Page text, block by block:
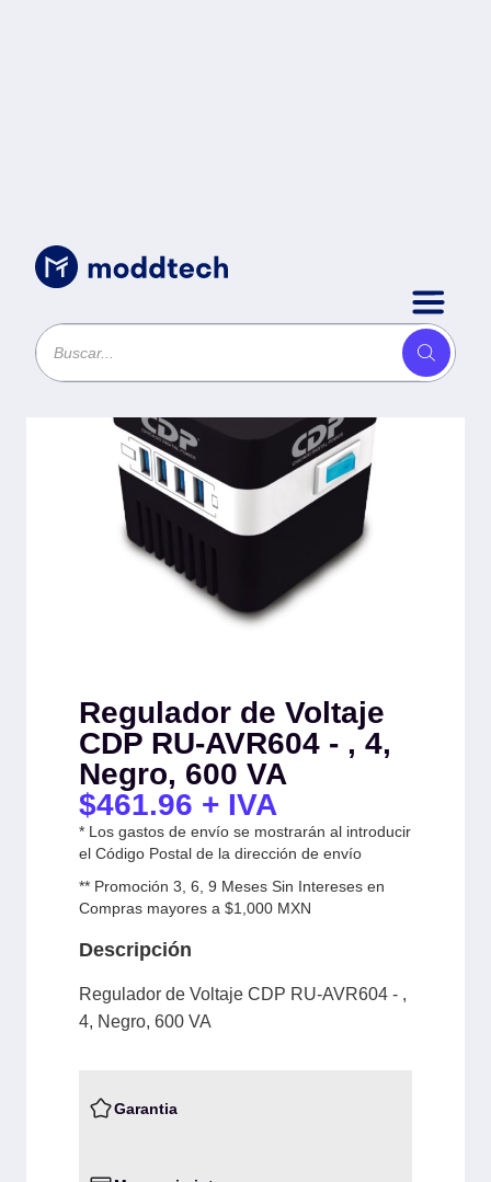
Respaldo y Regulación
CDP RU-AVR604 - , 4,
Negro, 600 VA
Regulador de Voltaje
CDP RU-AVR604 - , 4,
Negro, 600 VA
$461.96 + IVA
* Los gastos de envío se mostrarán al introducir
el Código Postal de la dirección de envío
** Promoción 3, 6, 9 Meses Sin Intereses en
Compras mayores a $1,000 MXN
Descripción
Regulador de Voltaje CDP RU-AVR604 - ,
4, Negro, 600 VA
Garantia